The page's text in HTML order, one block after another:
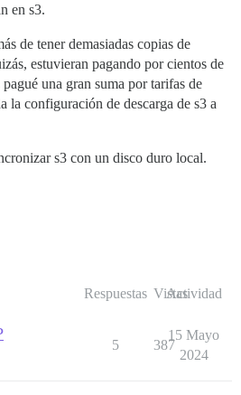
en s3.
de tener demasiadas copias de
estuvieran pagando por cientos de
una gran suma por tarifas de
la configuración de descarga de s3 a
s3 con un disco duro local.
Respuestas Vistas
Actividad
5 387
15 Mayo
2024